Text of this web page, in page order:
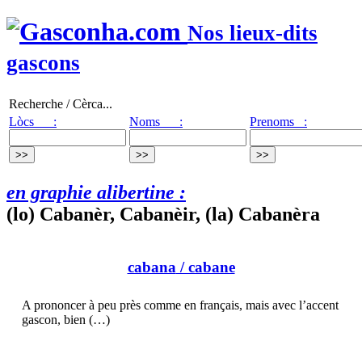
Nos lieux-dits
gascons
Recherche / Cèrca...
Lòcs :
Noms : Prenoms :
en graphie alibertine :
(lo) Cabanèr, Cabanèir, (la) Cabanèra
cabana/ cabane
A prononcer à peu près comme en français, mais avec l’accent
gascon, bien (…)